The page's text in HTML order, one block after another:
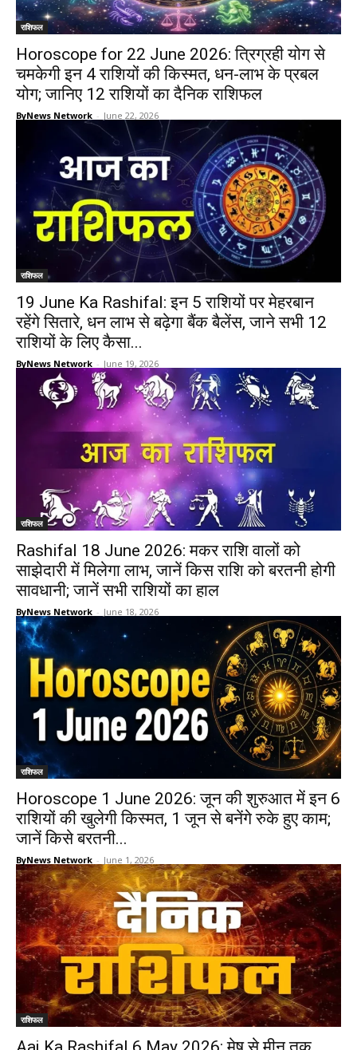
राशिफल
Horoscope for 22 June 2026: त्रिग्रही योग से
चमकेगी इन 4 राशियों की किस्मत, धन-लाभ के प्रबल
योग; जानिए 12 राशियों का दैनिक राशिफल
ByNews Network - June 22, 2026
राशिफल
19 June Ka Rashifal: इन 5 राशियों पर मेहरबान
रहेंगे सितारे, धन लाभ से बढ़ेगा बैंक बैलेंस, जाने सभी 12
राशियों के लिए कैसा...
ByNews Network - June 19, 2026
राशिफल
Rashifal 18 June 2026: मकर राशि वालों को
साझेदारी में मिलेगा लाभ, जानें किस राशि को बरतनी होगी
सावधानी; जानें सभी राशियों का हाल
ByNews Network - June 18, 2026
राशिफल
Horoscope 1 June 2026: जून की शुरुआत में इन 6
राशियों की खुलेगी किस्मत, 1 जून से बनेंगे रुके हुए काम;
जानें किसे बरतनी...
ByNews Network - June 1, 2026
राशिफल